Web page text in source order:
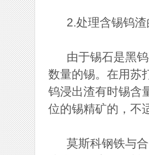
2.处理含锡钨渣
由于锡石是黑钨
数量的锡。在用苏
钨浸出渣有时锡含
位的锡精矿的，不
莫斯科钢铁与合